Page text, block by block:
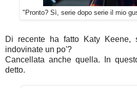
"Pronto? Sì, serie dopo serie il mio
Di recente ha fatto Katy Keene,
indovinate un po'?
Cancellata anche quella. In
detto.